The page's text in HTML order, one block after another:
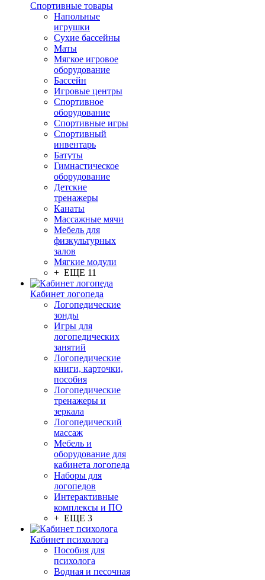
Спортивные товары
Напольные
игрушки
Сухие бассейны
Маты
Мягкое игровое
оборудование
Бассейн
Игровые центры
Спортивное
оборудование
Спортивные игры
Спортивный
инвентарь
Батуты
Гимнастическое
оборудование
Детские
тренажеры
Канаты
Массажные мячи
Мебель для
физкультурных
залов
Мягкие модули
+ ЕЩЕ 11
Кабинет логопеда
Логопедические
зонды
Игры для
логопедических
занятий
Логопедические
книги, карточки,
пособия
Логопедические
тренажеры и
зеркала
Логопедический
массаж
Мебель и
оборудование для
кабинета логопеда
Наборы для
логопедов
Интерактивные
комплексы и ПО
+ ЕЩЕ 3
Кабинет психолога
Пособия для
психолога
Водная и песочная